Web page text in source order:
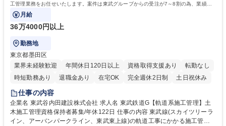
工管理業務をお任せいたします。案件は東武グループからの受注が7～8割の為、業績安
定。休日出勤の場合も代休有りで働き方◎
月給
36万4000円以上
勤務地
東京都墨田区
業界未経験歓迎
年間休日120日以上 資格取得支援あり
転勤なし
時短勤務あり
退職金あり 在宅OK 完全週休2日制 土日祝休み
仕事の内容
企業名 東武谷内田建設株式会社 求人名 東武鉄道G【軌道系施工管理】土
木施工管理資格保持者募集/年休122日 仕事の内容 東武線(スカイツリーラ
イン、アーバンパークライン、東武東上線)の軌道工事にかかる施工管理